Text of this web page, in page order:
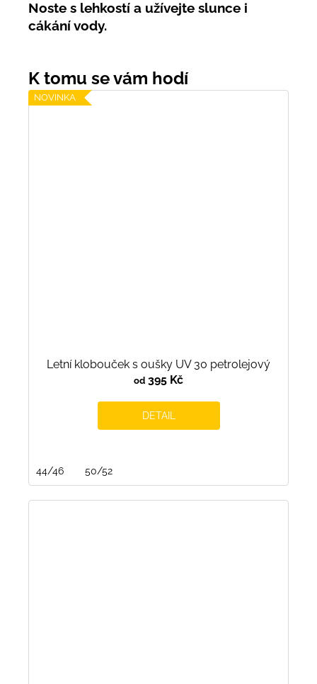
Noste s lehkostí a užívejte slunce i
cákání vody.
NOVINKA
Letní klobouček s oušky UV 30 petrolejový
od 395 Kč
DETAIL
44/46 50/52